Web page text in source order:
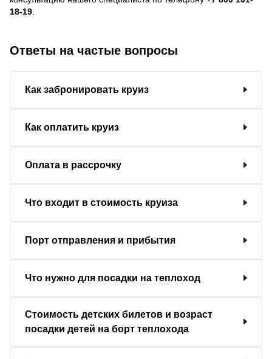
18-19
Ответы на частые вопросы
Как забронировать круиз
Как оплатить круиз
Оплата в рассрочку
Что входит в стоимость круиза
Порт отправления и прибытия
Что нужно для посадки на теплоход
Стоимость детских билетов и возраст
посадки детей на борт теплохода